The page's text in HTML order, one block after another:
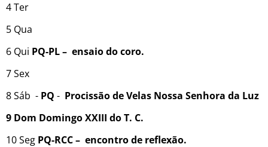
4 Ter
5 Qua
6 Qui PQ-PL – ensaio do coro.
7 Sex
8 Sáb - PQ - Procissão de Velas Nossa Senhora da Luz
9 Dom Domingo XXIII do T. C.
10 Seg PQ-RCC– encontro de reflexão.